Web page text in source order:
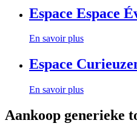
Espace Espace
En savoir plus
Espace
En savoir plus
Aankoop generieke